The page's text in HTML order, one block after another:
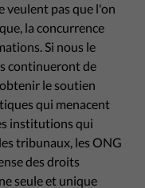
veulent pas que l'on
la concurrence
Si nous le
continueront de
le soutien
qui menacent
institutions qui
tribunaux, les ONG
des droits
seule et unique